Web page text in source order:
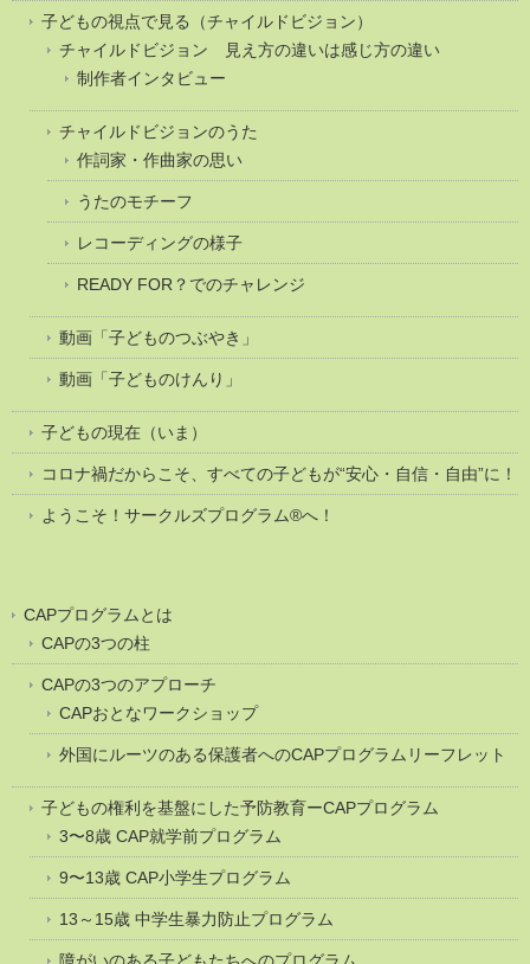
子どもの視点で見る（チャイルドビジョン）
チャイルドビジョン 見え方の違いは感じ方の違い
制作者インタビュー
チャイルドビジョンのうた
作詞家・作曲家の思い
うたのモチーフ
レコーディングの様子
READY FOR？でのチャレンジ
動画「子どものつぶやき」
動画「子どものけんり」
子どもの現在（いま）
コロナ禍だからこそ、すべての子どもが“安心・自信・自由”に！
ようこそ！サークルズプログラム®へ！
CAPプログラムとは
CAPの3つの柱
CAPの3つのアプローチ
CAPおとなワークショップ
外国にルーツのある保護者へのCAPプログラムリーフレット
子どもの権利を基盤にした予防教育ーCAPプログラム
3〜8歳 CAP就学前プログラム
9〜13歳 CAP小学生プログラム
13～15歳 中学生暴力防止プログラム
障がいのある子どもたちへのプログラム